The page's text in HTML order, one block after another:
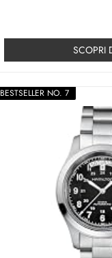
SCOPRI
BESTSELLER NO. 7